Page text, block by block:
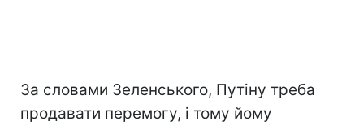
За словами Зеленського, Путіну треба
продавати перемогу, і тому йому